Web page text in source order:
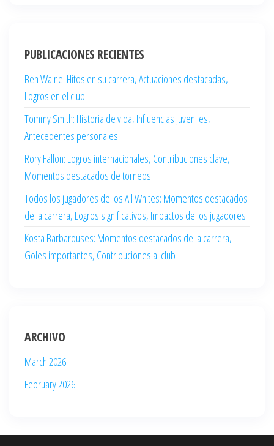
PUBLICACIONES RECIENTES
Ben Waine: Hitos en su carrera, Actuaciones destacadas,
Logros en el club
Tommy Smith: Historia de vida, Influencias juveniles,
Antecedentes personales
Rory Fallon: Logros internacionales, Contribuciones clave,
Momentos destacados de torneos
Todos los jugadores de los All Whites: Momentos destacados
de la carrera, Logros significativos, Impactos de los jugadores
Kosta Barbarouses: Momentos destacados de la carrera,
Goles importantes, Contribuciones al club
ARCHIVO
March 2026
February 2026